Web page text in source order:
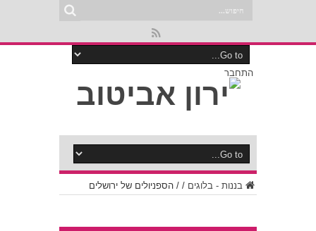
התחבר
בננות - בלוגים /
/ הספניולים של ירושלים